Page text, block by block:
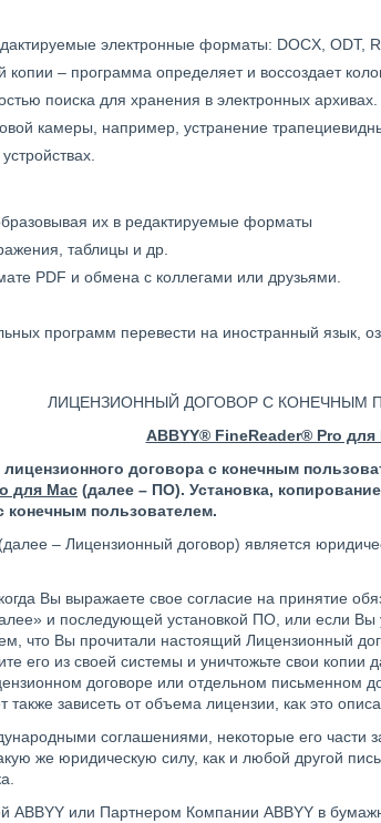
электронные форматы: DOCX, ODT,
копии – программа определяет и воссоздает
поиска для хранения в электронных архивах.
камеры, например, устранение
их в редактируемые форматы
таблицы и др.
PDF и обмена с коллегами или друзьями.
программ перевести на иностранный язык,
ЛИЦЕНЗИОННЫЙ ДОГОВОР С КОНЕЧНЫМ
ABBYY® FineReader® Pro для
договора с конечным
для Mac (далее – ПО). Установка,
конечным пользователем.
– Лицензионный договор) является
Вы выражаете свое согласие на принятие
и последующей установкой ПО, или если
что Вы прочитали настоящий Лицензионный
его из своей системы и уничтожьте свои
договоре или отдельном
зависеть от объема лицензии, как это
соглашениями, некоторые его части
же юридическую силу, как и любой другой
или Партнером Компании ABBYY в